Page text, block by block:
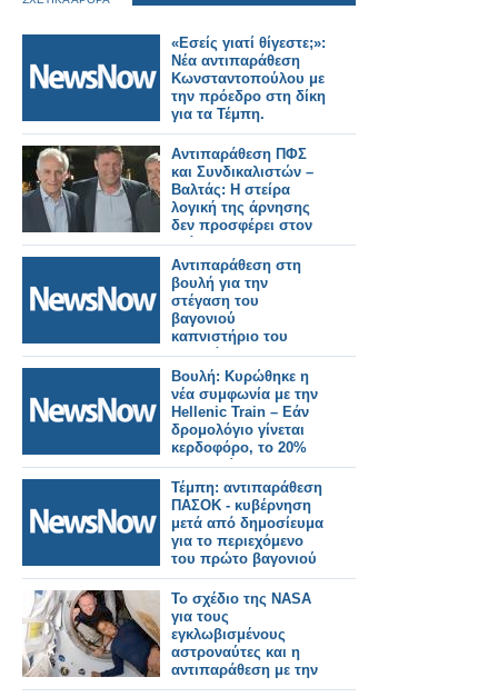
«Εσείς γιατί θίγεστε;»:
Νέα αντιπαράθεση
Κωνσταντοπούλου με
την πρόεδρο στη δίκη
για τα Τέμπη.
Αντιπαράθεση ΠΦΣ
και Συνδικαλιστών –
Βαλτάς: Η στείρα
λογική της άρνησης
δεν προσφέρει στον
κλάδο
Αντιπαράθεση στη
βουλή για την
στέγαση του
βαγονιού
καπνιστήριο του
Σουλτάνου
Βουλή: Κυρώθηκε η
νέα συμφωνία με την
Hellenic Train – Εάν
δρομολόγιο γίνεται
κερδοφόρο, το 20%
θα πηγαίνει στο
Δημόσιο -
Αντιπαράθεση για τα
"Ασημένια Βέλη"
Τέμπη: αντιπαράθεση
ΠΑΣΟΚ - κυβέρνηση
μετά από δημοσίευμα
για το περιεχόμενο
του πρώτο βαγονιού
Το σχέδιο της NASA
για τους
εγκλωβισμένους
αστροναύτες και η
αντιπαράθεση με την
Boeing